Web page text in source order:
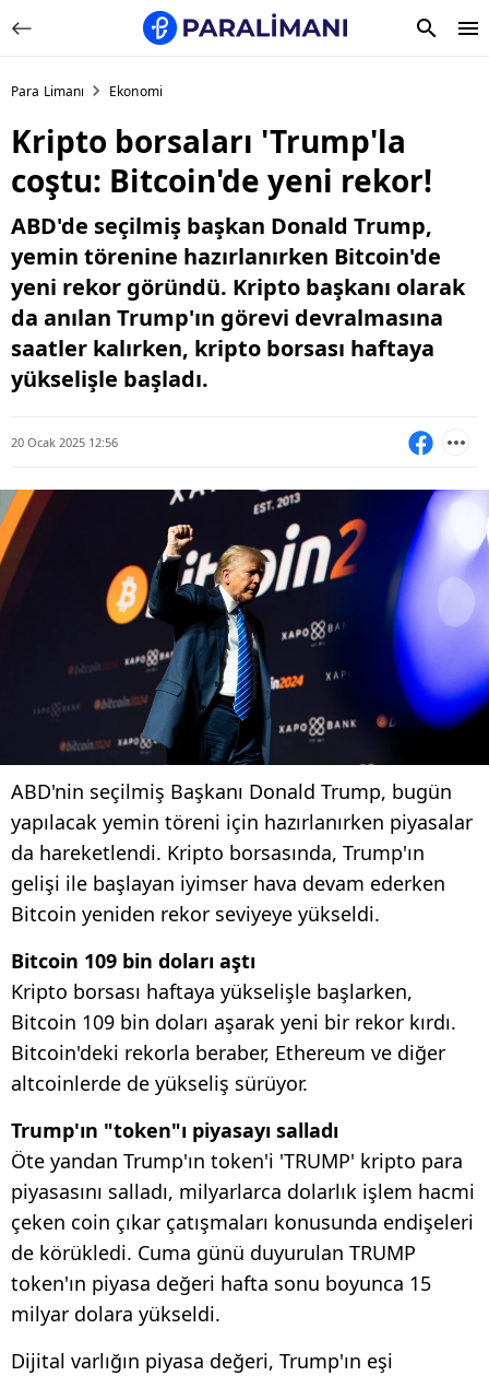
Para Limanı Ekonomi
Kripto borsaları 'Trump'la
coştu: Bitcoin'de yeni rekor!
ABD'de seçilmiş başkan Donald Trump,
yemin törenine hazırlanırken Bitcoin'de
yeni rekor göründü. Kripto başkanı olarak
da anılan Trump'ın görevi devralmasına
saatler kalırken, kripto borsası haftaya
yükselişle başladı.
20 Ocak 2025 12:56
ABD'nin seçilmiş Başkanı Donald Trump, bugün
yapılacak yemin töreni için hazırlanırken piyasalar
da hareketlendi. Kripto borsasında, Trump'ın
gelişi ile başlayan iyimser hava devam ederken
Bitcoin yeniden rekor seviyeye yükseldi.
Bitcoin 109 bin doları aştı
Kripto borsası haftaya yükselişle başlarken,
Bitcoin 109 bin doları aşarak yeni bir rekor kırdı.
Bitcoin'deki rekorla beraber, Ethereum ve diğer
altcoinlerde de yükseliş sürüyor.
Trump'ın "token"ı piyasayı salladı
Öte yandan Trump'ın token'i 'TRUMP' kripto para
piyasasını salladı, milyarlarca dolarlık işlem hacmi
çeken coin çıkar çatışmaları konusunda endişeleri
de körükledi. Cuma günü duyurulan TRUMP
token'ın piyasa değeri hafta sonu boyunca 15
milyar dolara yükseldi.
Dijital varlığın piyasa değeri, Trump'ın eşi